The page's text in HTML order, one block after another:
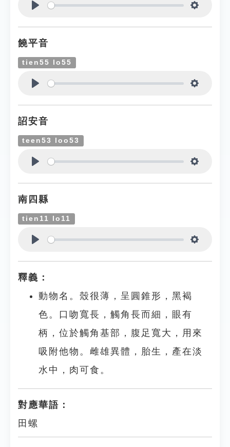
饒平音
tien55 lo55
詔安音
teen53 loo53
南四縣
tien11 lo11
釋義：
動物名。殼很薄，呈圓錐形，黑褐
色。口吻寬長，觸角長而細，眼有
柄，位於觸角基部，腹足寬大，用來
吸附他物。雌雄異體，胎生，產在淡
水中，肉可食。
對應華語：
田螺